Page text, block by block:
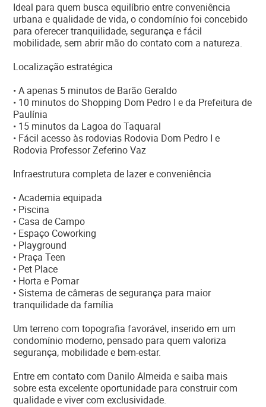
Ideal para quem busca equilíbrio entre conveniência
urbana e qualidade de vida, o condomínio foi concebido
para oferecer tranquilidade, segurança e fácil
mobilidade, sem abrir mão do contato com a natureza.
Localização estratégica
• A apenas 5 minutos de Barão Geraldo
• 10 minutos do Shopping Dom Pedro I e da Prefeitura de
Paulínia
• 15 minutos da Lagoa do Taquaral
• Fácil acesso às rodovias Rodovia Dom Pedro I e
Rodovia Professor Zeferino Vaz
Infraestrutura completa de lazer e conveniência
• Academia equipada
• Piscina
• Casa de Campo
• Espaço Coworking
• Playground
• Praça Teen
• Pet Place
• Horta e Pomar
• Sistema de câmeras de segurança para maior
tranquilidade da família
Um terreno com topografia favorável, inserido em um
condomínio moderno, pensado para quem valoriza
segurança, mobilidade e bem-estar.
Entre em contato com Danilo Almeida e saiba mais
sobre esta excelente oportunidade para construir com
qualidade e viver com exclusividade.